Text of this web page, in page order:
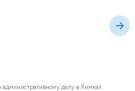
административному делу в Химках